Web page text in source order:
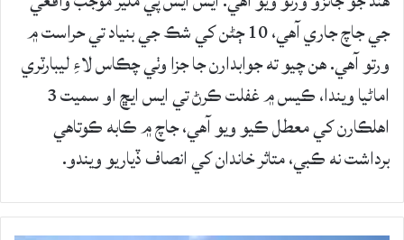
جي جاچ جاري آهي، 10 ڄڻن کي شڪ جي بنياد تي حراست ۾
ورتو آهي. هن چيو ته جوابدارن جا جزا وٺي چڪاس لاءِ ليبارٽري
اماڻيا ويندا، ڪيس ۾ غفلت ڪرڻ تي ايس ايڇ او سميت 3
اهلڪارن کي معطل ڪيو ويو آهي، جاچ ۾ ڪابه ڪوتاهي
برداشت نه ڪبي، متاثر خاندان کي انصاف ڏياريو ويندو.